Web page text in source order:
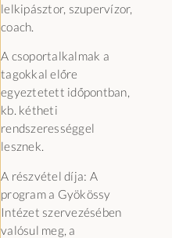
lelkipásztor, szupervízor,
coach.
A csoportalkalmak a
tagokkal előre
egyeztetett időpontban,
kb. kétheti
rendszerességgel
lesznek.
A részvétel díja: A
program a Gyökössy
Intézet szervezésében
valósul meg, a